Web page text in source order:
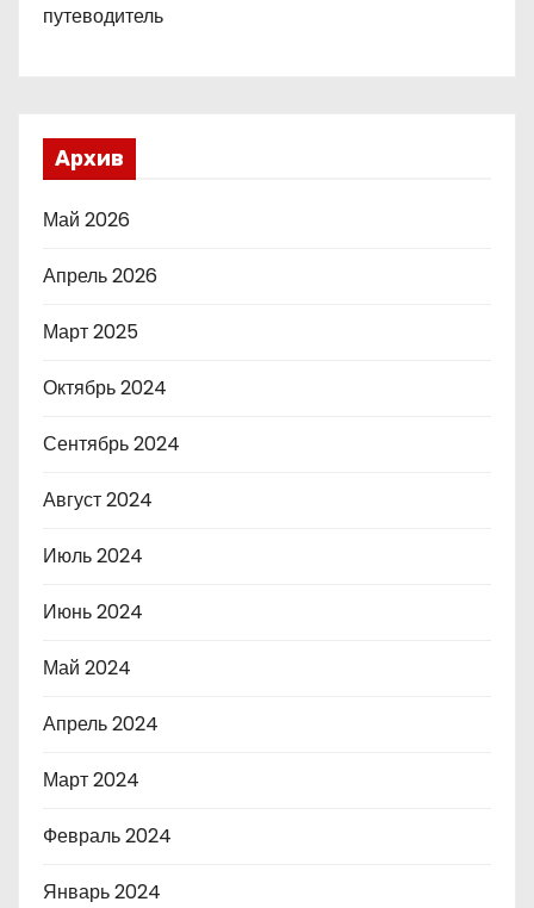
путеводитель
Архив
Май 2026
Апрель 2026
Март 2025
Октябрь 2024
Сентябрь 2024
Август 2024
Июль 2024
Июнь 2024
Май 2024
Апрель 2024
Март 2024
Февраль 2024
Январь 2024